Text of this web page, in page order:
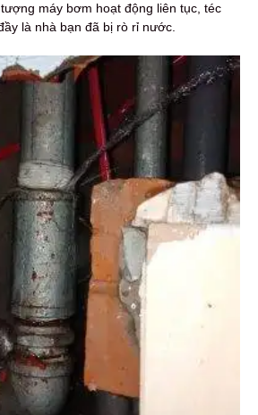
máy bơm hoạt động liên tục, téc
là nhà bạn đã bị rò rỉ nước.